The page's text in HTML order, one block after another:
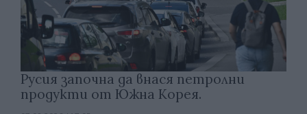
Русия започна да внася петролни
продукти от Южна Корея.